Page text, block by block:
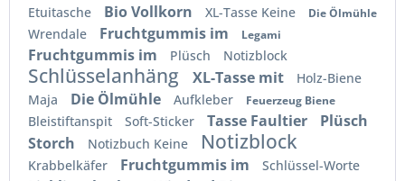
Etuitasche Bio Vollkorn XL-Tasse Keine Die Ölmühle
Wrendale Fruchtgummis im Legami
Fruchtgummis im Plüsch Notizblock
Schlüsselanhäng XL-Tasse mit
Holz-Biene
Maja
Die Ölmühle Aufkleber Feuerzeug Biene
Bleistiftanspit Soft-Sticker Tasse Faultier
Plüsch
Storch
Notizbuch Keine Notizblock
Krabbelkäfer Fruchtgummis im Schlüssel-Worte